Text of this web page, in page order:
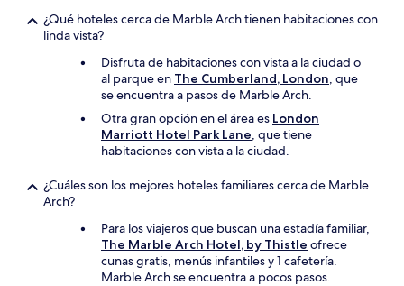
¿Qué hoteles cerca de Marble Arch tienen habitaciones con
linda vista?
Disfruta de habitaciones con vista a la ciudad o
al parque en The Cumberland, London, que
se encuentra a pasos de Marble Arch.
Otra gran opción en el área es London
Marriott Hotel Park Lane, que tiene
habitaciones con vista a la ciudad.
¿Cuáles son los mejores hoteles familiares cerca de Marble
Arch?
Para los viajeros que buscan una estadía familiar,
The Marble Arch Hotel, by Thistle ofrece
cunas gratis, menús infantiles y 1 cafetería.
Marble Arch se encuentra a pocos pasos.